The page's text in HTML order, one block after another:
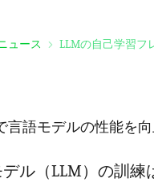
ュース LLMの自己学習フ
言語モデルの性能を
ル（LLM）の訓練